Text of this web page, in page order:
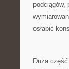
podciągów,
osłabić
Duża